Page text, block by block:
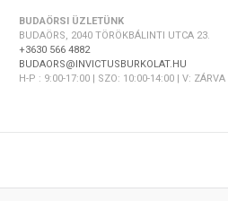
BUDAÖRSI ÜZLETÜNK
BUDAÖRS, 2040 TÖRÖKBÁLINTI UTCA 23.
+3630 566 4882
BUDAORS@INVICTUSBURKOLAT.HU
H-P : 9:00-17:00 | SZO: 10:00-14:00 | V: ZÁRVA